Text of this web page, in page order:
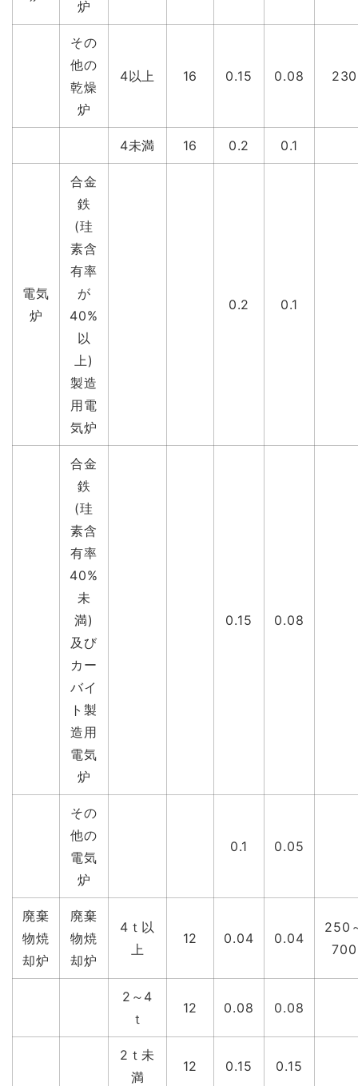
炉
その
他の
乾燥
炉
4以上 16 0.15 0.08 230
4未満 16 0.2 0.1
電気
炉
合金
鉄
(珪
素含
有率
が
40%
以
上)
製造
用電
気炉
0.2 0.1
合金
鉄
(珪
素含
有率
40%
未
満)
及び
カー
バイ
ト製
造用
電気
炉
0.15 0.08
その
他の
電気
炉
0.1 0.05
廃棄
物焼
却炉
廃棄
物焼
却炉
4ｔ以
上
12 0.04 0.04
250
700
2～4
ｔ
12 0.08 0.08
2ｔ未
満
12 0.15 0.15